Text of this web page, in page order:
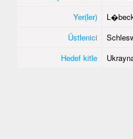
Yer(ler)
Üstlenici
Hedef kitle